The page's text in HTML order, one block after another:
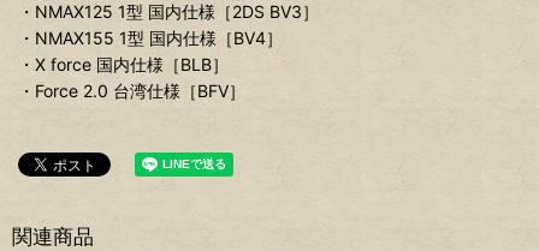
・NMAX125 1型 国内仕様［2DS BV3］
・NMAX155 1型 国内仕様［BV4］
・X force 国内仕様［BLB］
・Force 2.0 台湾仕様［BFV］
関連商品